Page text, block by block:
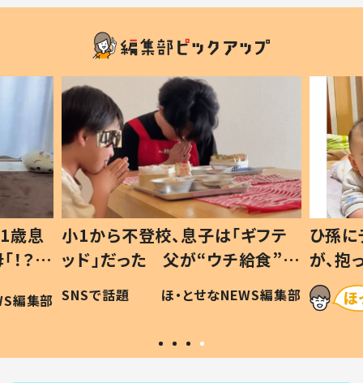
歳息
？」
編集部
小1から不登校、息子は「ギフテ
ッド」だった 父が“ウチ給食”を
作り続ける理由とは #令和の親
#令和の子
SNSで話題 ほ・とせなNEWS編集部
ひ孫
が、
「涙が
い」